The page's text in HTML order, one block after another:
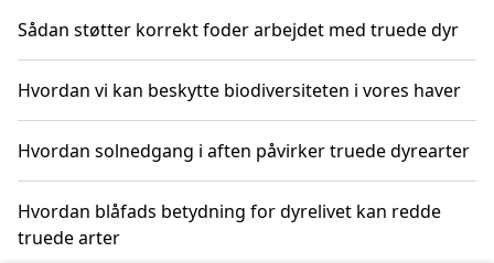
Sådan støtter korrekt foder arbejdet med truede dyr
Hvordan vi kan beskytte biodiversiteten i vores haver
Hvordan solnedgang i aften påvirker truede dyrearter
Hvordan blåfads betydning for dyrelivet kan redde
truede arter